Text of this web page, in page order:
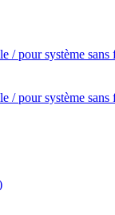
/ pour système sans
/ pour système sans